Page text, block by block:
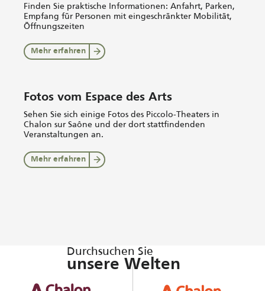
Finden Sie praktische Informationen: Anfahrt, Parken,
Empfang für Personen mit eingeschränkter Mobilität,
Öffnungszeiten
Mehr erfahren
Fotos vom Espace des Arts
Sehen Sie sich einige Fotos des Piccolo-Theaters in
Chalon sur Saône und der dort stattfindenden
Veranstaltungen an.
Mehr erfahren
Durchsuchen Sie
unsere Welten